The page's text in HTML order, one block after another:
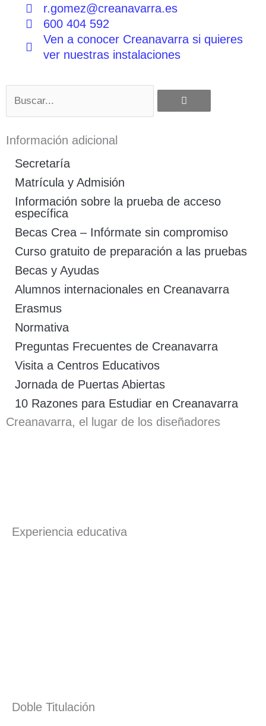
r.gomez@creanavarra.es
600 404 592
Ven a conocer Creanavarra si quieres
ver nuestras instalaciones
Información adicional
Secretaría
Matrícula y Admisión
Información sobre la prueba de acceso
específica
Becas Crea – Infórmate sin compromiso
Curso gratuito de preparación a las pruebas
Becas y Ayudas
Alumnos internacionales en Creanavarra
Erasmus
Normativa
Preguntas Frecuentes de Creanavarra
Visita a Centros Educativos
Jornada de Puertas Abiertas
10 Razones para Estudiar en Creanavarra
Creanavarra, el lugar de los diseñadores
Experiencia educativa
Doble Titulación